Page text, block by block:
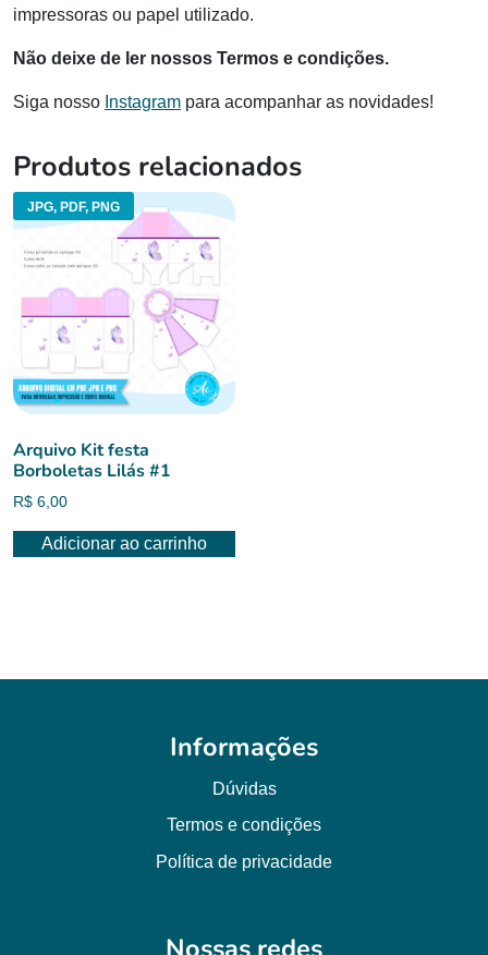
impressoras ou papel utilizado.
Não deixe de ler nossos Termos e condições.
Siga nosso Instagram para acompanhar as novidades!
Produtos relacionados
JPG, PDF, PNG
Arquivo Kit festa
Borboletas Lilás #1
R$ 6,00
Adicionar ao carrinho
Informações
Dúvidas
Termos e condições
Política de privacidade